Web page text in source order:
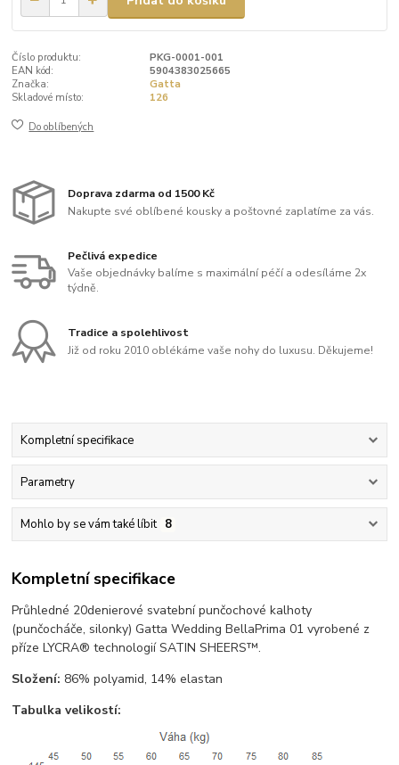
Číslo produktu:
PKG-0001-001
EAN kód:
5904383025665
Značka:
Gatta
Skladové místo:
126
Do oblíbených
Doprava zdarma od 1500 Kč
Nakupte své oblíbené kousky a poštovné zaplatíme za vás.
Pečlivá expedice
Vaše objednávky balíme s maximální péčí a odesíláme 2x
týdně.
Tradice a spolehlivost
Již od roku 2010 oblékáme vaše nohy do luxusu. Děkujeme!
Kompletní specifikace
Parametry
Mohlo by se vám také líbit 8
Kompletní specifikace
Průhledné 20denierové svatební punčochové kalhoty
(punčocháče, silonky) Gatta Wedding BellaPrima 01 vyrobené z
příze LYCRA® technologií SATIN SHEERS™.
Složení: 86% polyamid, 14% elastan
Tabulka velikostí: